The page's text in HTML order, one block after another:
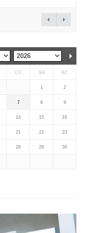
CÜ ŞƏ BZ
1 2
7 8 9
14 15 16
21 22 23
28 29 30